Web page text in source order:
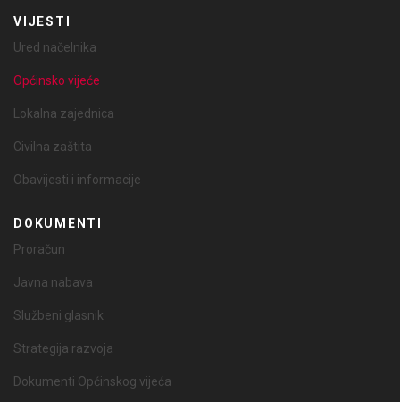
VIJESTI
Ured načelnika
Općinsko vijeće
Lokalna zajednica
Civilna zaštita
Obavijesti i informacije
DOKUMENTI
Proračun
Javna nabava
Službeni glasnik
Strategija razvoja
Dokumenti Općinskog vijeća